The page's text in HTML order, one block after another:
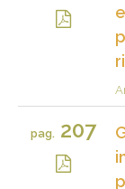
pag.207